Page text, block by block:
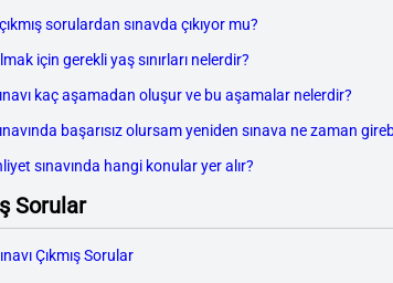
sorulardan sınavda çıkıyor mu?
için gerekli yaş sınırları nelerdir?
kaç aşamadan oluşur ve bu aşamalar nelerdir?
başarısız olursam yeniden sınava ne zaman
sınavında hangi konular yer alır?
Sorular
Çıkmış Sorular